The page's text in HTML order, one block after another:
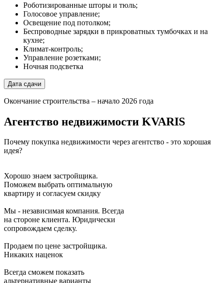
Роботизированные шторы и тюль;
Голосовое управление;
Освещение под потолком;
Беспроводные зарядки в прикроватных тумбочках и на
кухне;
Климат-контроль;
Управление розетками;
Ночная подсветка
Дата сдачи
Окончание строительства – начало 2026 года
Агентство недвижимости KVARIS
Почему покупка недвижимости через агентство - это хорошая
идея?
Хорошо знаем застройщика.
Поможем выбрать оптимальную
квартиру и согласуем скидку
Мы - независимая компания. Всегда
на стороне клиента. Юридически
сопровождаем сделку.
Продаем по цене застройщика.
Никаких наценок
Всегда сможем показать
альтернативные варианты